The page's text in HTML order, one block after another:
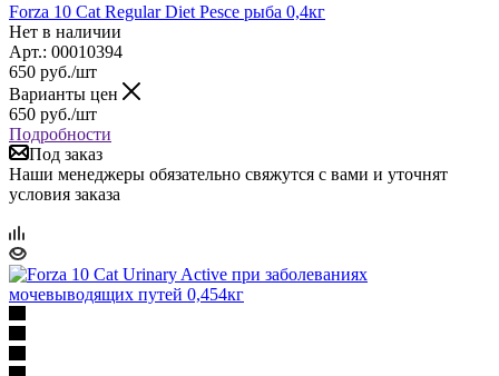
Forza 10 Cat Regular Diet Pesce рыба 0,4кг
Нет в наличии
Арт.: 00010394
650 руб./шт
Варианты цен
650 руб./шт
Подробности
Под заказ
Наши менеджеры обязательно свяжутся с вами и уточнят
условия заказа